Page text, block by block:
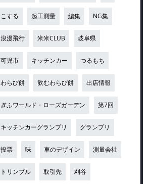
こする 起工測量 編集 NG集
浪漫飛行 米米CLUB 岐阜県
可児市 キッチンカー つるもち
わらび餅 飲むわらび餅 出店情報
ぎふワールド・ローズガーデン 第7回
キッチンカーグランプリ グランプリ
投票 味 車のデザイン 測量会社
トリンブル 取引先 刈谷